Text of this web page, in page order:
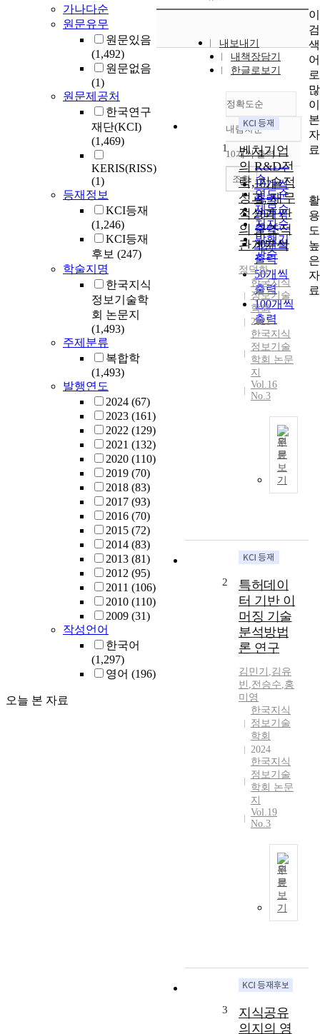
가나다순
원문유무
원문있음
(1,492)
원문없음
(1)
원문제공처
한국연구
재단(KCI)
(1,469)
KERIS(RISS)
(1)
등재정보
KCI등재
(1,246)
KCI등재
후보 (247)
학술지명
한국지식
정보기술학
회 논문지
(1,493)
주제분류
복합학
(1,493)
발행연도
2024 (67)
2023 (161)
2022 (129)
2021 (132)
2020 (110)
2019 (70)
2018 (83)
2017 (93)
2016 (70)
2015 (72)
2014 (83)
2013 (81)
2012 (95)
2011 (106)
2010 (110)
2009 (31)
작성언어
한국어
(1,297)
영어 (196)
오늘 본 자료
내보내기
내책장담기
한글로보기
정확도순
정확도
순
인기도
순
연도순
제목순
저자순
발행기
관순
내림차순
내림차순
10개씩 출력
10개씩
출력
20개씩
출력
30개씩
출력
50개씩
출력
100개씩
출력
조회
1
벤처기업
의 R&D전
략, 기술적
성과, 재무
적성과 간
의 구조적
관계분석
정덕화
한국지식
정보기술
학회
2021
한국지식
정보기술
학회 논문
지
Vol.16
No.3
원
문
보
기
2
특허데이
터 기반 이
머징 기술
분석방법
론 연구
김민기 ,김유
빈 ,전승수,홍
미영
한국지식
정보기술
학회
2024
한국지식
정보기술
학회 논문
지
Vol.19
No.3
원
문
보
기
3
지식공유
의지의 영
이
검
색
어
로
많
이
본
자
료
활
용
도
높
은
자
료